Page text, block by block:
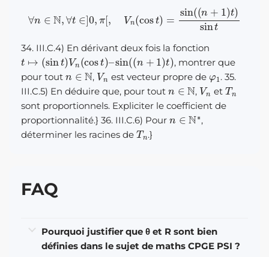
((n+1) ) sint
34. III.C.4) En dérivant deux fois la fonction
t sin Vn( cos )– sin (n t)
, montrer que
pour tout
n ∈N
,
Vn
est vecteur propre de
. 35.
III.C.5) En déduire que, pour tout
∈ N
,
Vn
et
Tn
sont proportionnels. Expliciter le coefficient de
proportionnalité.} 36. III.C.6) Pour
N∗
,
déterminer les racines de
Tn
.}
FAQ
Pourquoi justifier que θ et R sont bien
définies dans le sujet de maths CPGE PSI ?